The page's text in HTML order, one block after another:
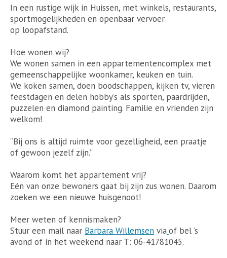
In een rustige wijk in Huissen, met winkels, restaurants,
sportmogelijkheden en openbaar vervoer
op loopafstand.
Hoe wonen wij?
We wonen samen in een appartementencomplex met
gemeenschappelijke woonkamer, keuken en tuin.
We koken samen, doen boodschappen, kijken tv, vieren
feestdagen en delen hobby’s als sporten, paardrijden,
puzzelen en diamond painting. Familie en vrienden zijn
welkom!
“Bij ons is altijd ruimte voor gezelligheid, een praatje
of gewoon jezelf zijn.”
Waarom komt het appartement vrij?
Eén van onze bewoners gaat bij zijn zus wonen. Daarom
zoeken we een nieuwe huisgenoot!
Meer weten of kennismaken?
Stuur een mail naar Barbara Willemsen viaof bel ’s
avond of in het weekend naar T: 06-41781045.